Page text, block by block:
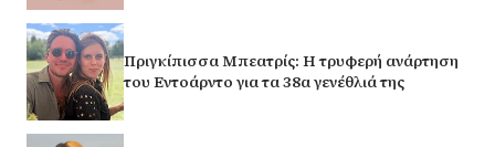
Πριγκίπισσα Μπεατρίς: Η τρυφερή ανάρτηση
του Εντοάρντο για τα 38α γενέθλιά της